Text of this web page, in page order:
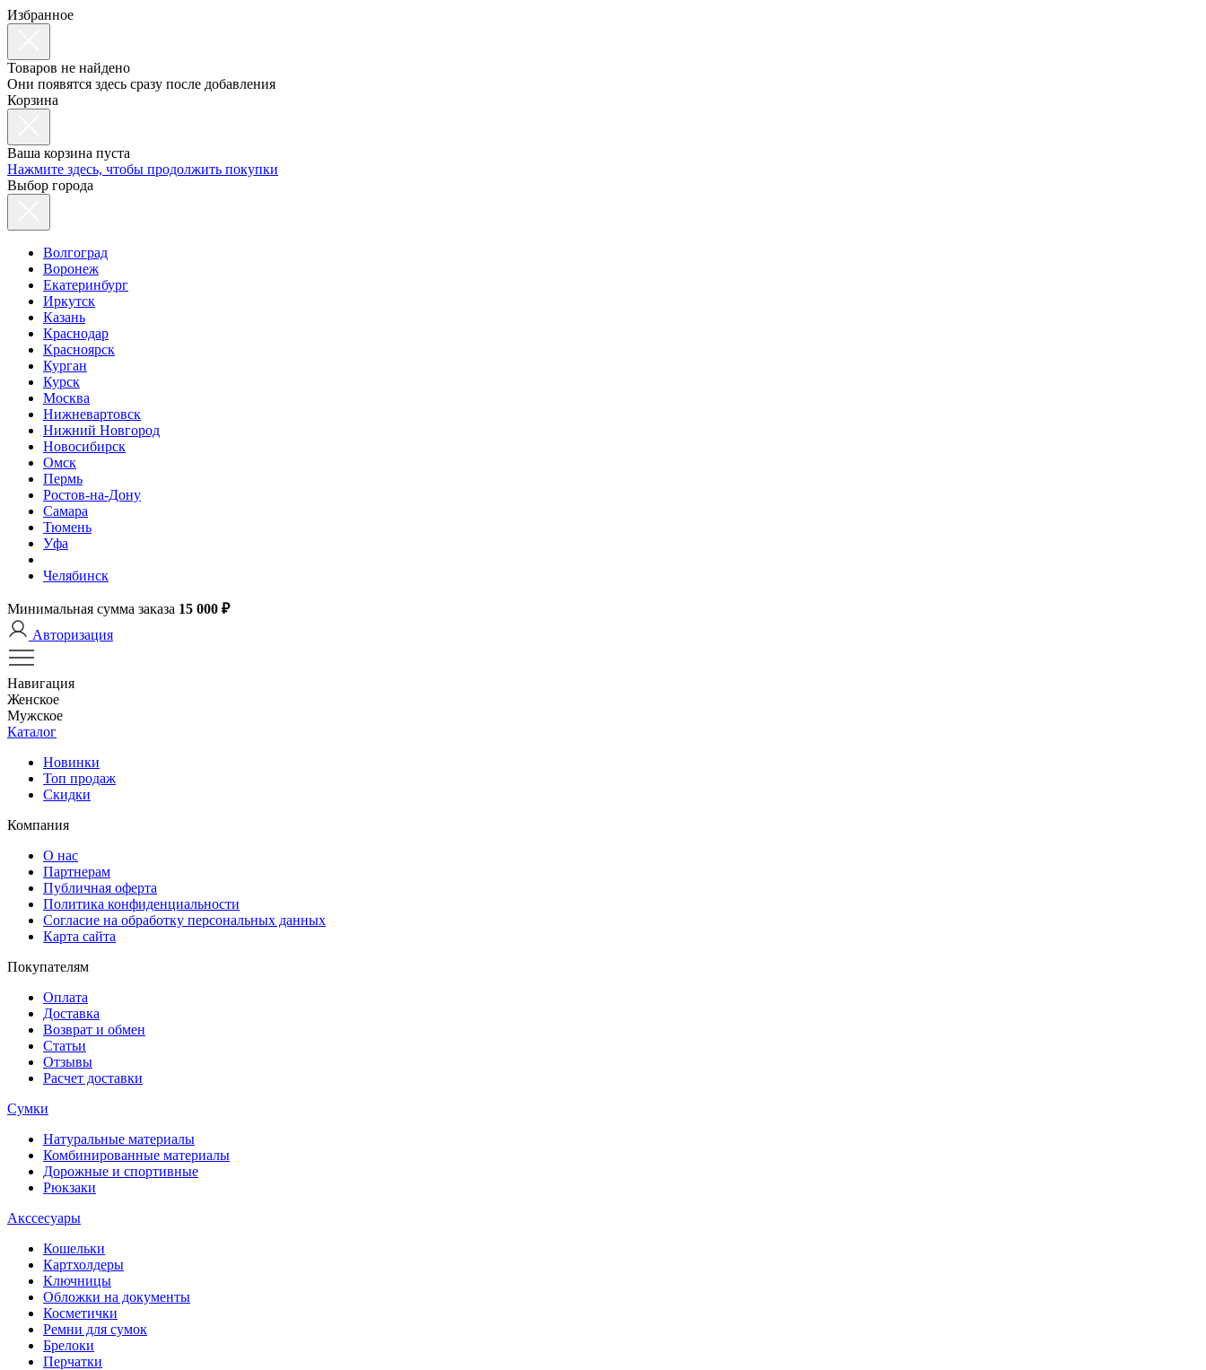
Избранное
Товаров не найдено
Они появятся здесь сразу после добавления
Корзина
Ваша корзина пуста
Нажмите здесь, чтобы продолжить покупки
Выбор города
Волгоград
Воронеж
Екатеринбург
Иркутск
Казань
Краснодар
Красноярск
Курган
Курск
Москва
Нижневартовск
Нижний Новгород
Новосибирск
Омск
Пермь
Ростов-на-Дону
Самара
Тюмень
Уфа
Челябинск
Минимальная сумма заказа 15 000 ₽
Авторизация
Навигация
Женское
Мужское
Каталог
Новинки
Топ продаж
Скидки
Компания
О нас
Партнерам
Публичная оферта
Политика конфиденциальности
Согласие на обработку персональных данных
Карта сайта
Покупателям
Оплата
Доставка
Возврат и обмен
Статьи
Отзывы
Расчет доставки
Сумки
Натуральные материалы
Комбинированные материалы
Дорожные и спортивные
Рюкзаки
Акссесуары
Кошельки
Картхолдеры
Ключницы
Обложки на документы
Косметички
Ремни для сумок
Брелоки
Перчатки